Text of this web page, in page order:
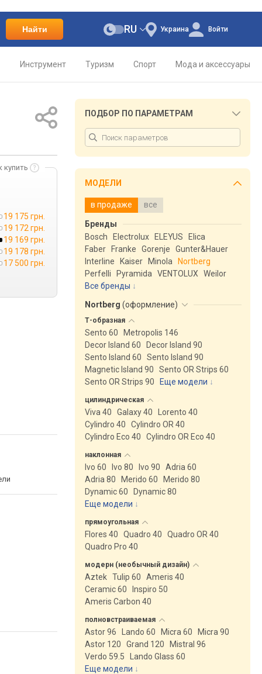
Найти Украина
RU Войти
Инструмент Туризм Спорт Мода и аксессуары
купить
19 175 грн.
19 172 грн.
19 169 грн.
19 178 грн.
17 500 грн.
ПОДБОР ПО ПАРАМЕТРАМ
МОДЕЛИ
в продаже все
Бренды
Bosch
Electrolux ELEYUS
Elica
Faber
Franke Gorenje
Gunter&Hauer
Interline
Kaiser Minola
Nortberg
Perfelli
Pyramida VENTOLUX
Weilor
Все бренды
Nortberg (оформление)
Т-образная
Sento 60
Metropolis 146
Decor Island 60
Decor Island 90
Sento Island 60
Sento Island 90
Magnetic Island 90
Sento OR Strips 60
Sento OR Strips 90
Еще модели ↓
цилиндрическая
Viva 40 Galaxy 40
Lorento 40
Cylindro 40
Cylindro OR 40
Cylindro Eco 40
Cylindro OR Eco 40
наклонная
Ivo 60 Ivo 80 Ivo 90
Adria 60
Adria 80
Merido 60
Merido 80
Dynamic 60
Dynamic 80
Еще модели ↓
прямоугольная
Flores 40 Quadro 40
Quadro OR 40
Quadro Pro 40
модерн (необычный дизайн)
Aztek Tulip 60
Ameris 40
Ceramic 60
Inspiro 50
Ameris Carbon 40
полновстраиваемая
Astor 96 Lando 60 Micra 60
Micra 90
Astor 120
Grand 120
Mistral 96
Verdo 59.5
Lando Glass 60
Еще модели ↓